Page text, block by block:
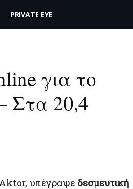
PRIVATE EYE
για το
Στα 20,4
Aktor, υπέγραψε δεσμευτική